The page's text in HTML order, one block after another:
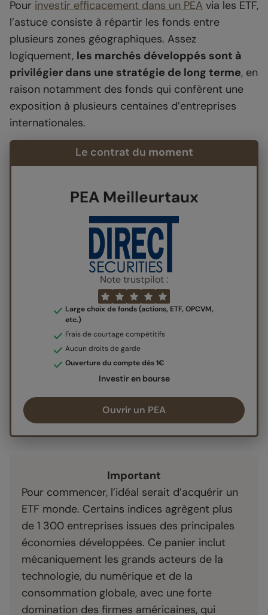
Pour investir efficacement dans un PEA via les ETF,
l’astuce consiste à répartir les fonds entre
plusieurs zones géographiques. Assez
logiquement, les marchés développés sont à
privilégier dans une stratégie de long terme, en
raison notamment des fonds qui confèrent une
exposition à plusieurs centaines d’entreprises
internationales.
Le contrat du moment
PEA Meilleurtaux
Note trustpilot :
Large choix de fonds (actions, ETF, OPCVM,
etc.)
Frais de courtage compétitifs
Aucun droits de garde
Ouverture du compte dès 1€
Investir en bourse
Ouvrir un PEA
Important
Pour commencer, l’idéal serait d’acquérir un
ETF monde. Certains indices agrègent plus
de 1 300 entreprises issues des principales
économies développées. Ce panier inclut
mécaniquement les grands acteurs de la
technologie, du numérique et de la
consommation globale, avec une forte
domination des firmes américaines, qui